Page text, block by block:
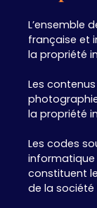
L’ensemble
française et
la propriété
Les
la propriété
Les codes
informatique
constituent
de la société